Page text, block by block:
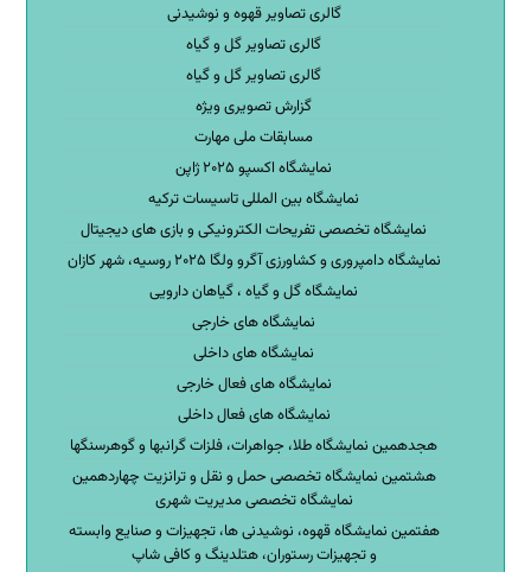
گالری تصاویر قهوه و نوشیدنی
گالری تصاویر گل و گیاه
گالری تصاویر گل و گیاه
گزارش تصویری ویژه
مسابقات ملی مهارت
نمایشگاه اکسپو ۲۰۲۵ ژاپن
نمایشگاه بین المللی تاسیسات ترکیه
نمایشگاه تخصصی تفریحات الکترونیکی و بازی های دیجیتال
نمایشگاه دامپروری و کشاورزی آگرو ولگا ۲۰۲۵ روسیه، شهر کازان
نمایشگاه گل و گیاه ، گیاهان دارویی
نمایشگاه های خارجی
نمایشگاه های داخلی
نمایشگاه های فعال خارجی
نمایشگاه های فعال داخلی
هجدهمین نمایشگاه طلا، جواهرات، فلزات گرانبها و گوهرسنگها
هشتمین نمایشگاه تخصصی حمل و نقل و ترانزیت چهاردهمین
نمایشگاه تخصصی مدیریت شهری
هفتمین نمایشگاه قهوه، نوشیدنی ها، تجهیزات و صنایع وابسته
و تجهیزات رستوران، هتلدینگ و کافی شاپ